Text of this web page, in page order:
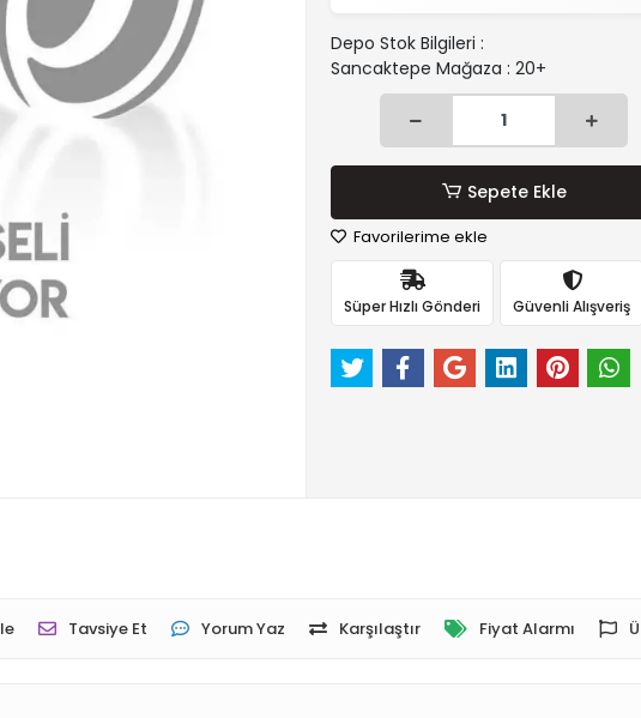
Depo Stok Bilgileri :
Sancaktepe Mağaza : 20+
Sepete Ekle
Favorilerime ekle
Süper Hızlı Gönderi Güvenli Alışveriş
Tavsiye Et Yorum Yaz Karşılaştır Fiyat Alarmı